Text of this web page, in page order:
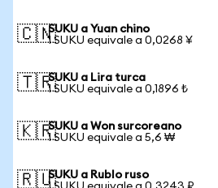
🇨🇳SUKU a Yuan chino
1 SUKU equivale a 0,0268 ¥
🇹🇷SUKU a Lira turca
1 SUKU equivale a 0,1896 ₺
🇰🇷SUKU a Won surcoreano
1 SUKU equivale a 5,6 ₩
🇷🇺SUKU a Rublo ruso